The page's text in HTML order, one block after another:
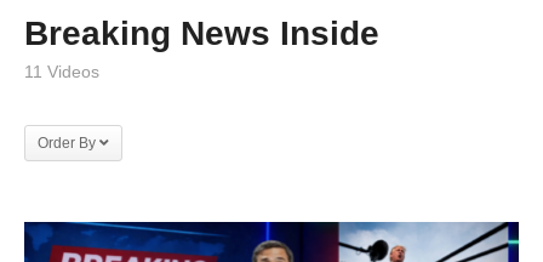
Breaking News Inside
11 Videos
Order By